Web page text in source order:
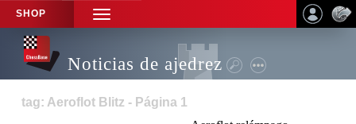
SHOP
TOGGLE
NAVIGATION
Noticias de ajedrez
tag: Aeroflot Blitz - Página 1